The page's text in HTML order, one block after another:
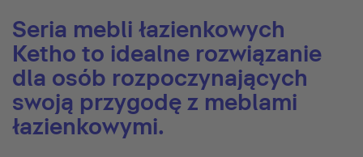
Seria mebli łazienkowych
Ketho to idealne rozwiązanie
dla osób rozpoczynających
swoją przygodę z meblami
łazienkowymi.